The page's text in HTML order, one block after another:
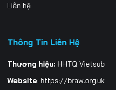
Tập 208
Tập 211 Tập 212
Tập 214 Tập 215
Liên hệ
Thông Tin Liên Hệ
Thương hiệu: HHTQ Vietsub
Website: https://braw.org.uk